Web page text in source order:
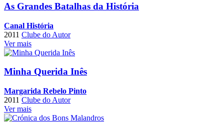
As Grandes Batalhas da História
Canal História
2011 Clube do Autor
Ver mais
Minha Querida Inês
Margarida Rebelo Pinto
2011 Clube do Autor
Ver mais